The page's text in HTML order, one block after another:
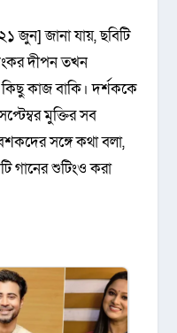
জুন] জানা যায়, ছবিটি
দীপন তখন
কাজ বাকি। দর্শককে
মুক্তির সব
সঙ্গে কথা বলা,
গানের শুটিংও করা